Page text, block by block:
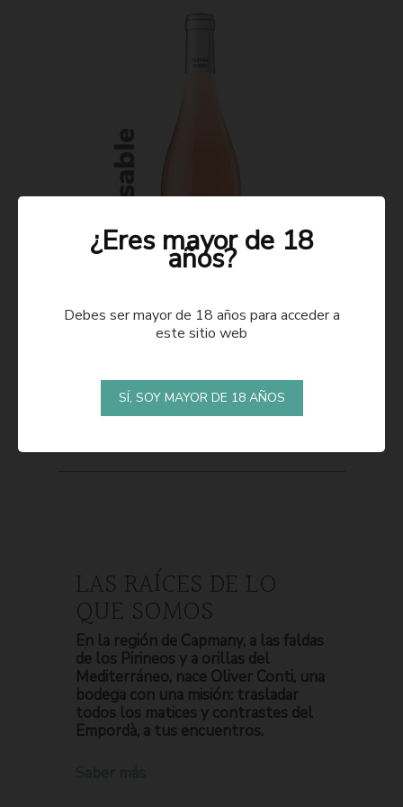
LAS RAÍCES DE LO
QUE SOMOS
En la región de Capmany, a las faldas
de los Pirineos y a orillas del
Mediterráneo, nace Oliver Conti, una
bodega con una misión: trasladar
todos los matices y contrastes del
Empordà, a tus encuentros.
¿Eres mayor de 18
años?
Debes ser mayor de 18 años para acceder a
este sitio web
SÍ, SOY MAYOR DE 18 AÑOS